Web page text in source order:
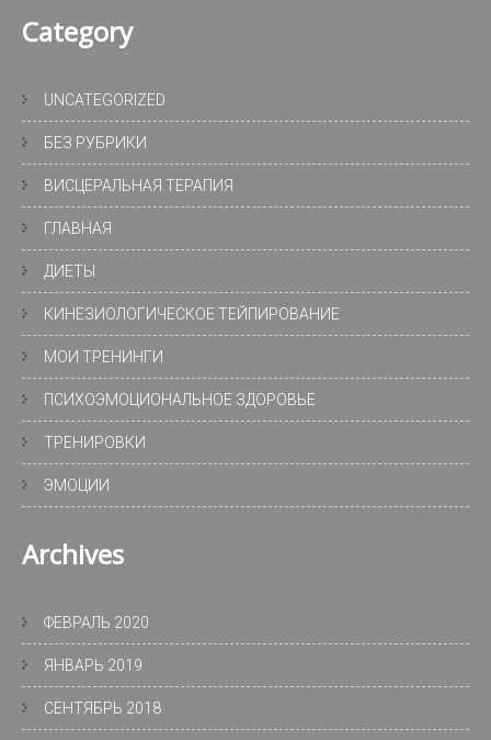
Category
UNCATEGORIZED
БЕЗ РУБРИКИ
ВИСЦЕРАЛЬНАЯ ТЕРАПИЯ
ГЛАВНАЯ
ДИЕТЫ
КИНЕЗИОЛОГИЧЕСКОЕ ТЕЙПИРОВАНИЕ
МОИ ТРЕНИНГИ
ПСИХОЭМОЦИОНАЛЬНОЕ ЗДОРОВЬЕ
ТРЕНИРОВКИ
ЭМОЦИИ
Archives
ФЕВРАЛЬ 2020
ЯНВАРЬ 2019
СЕНТЯБРЬ 2018